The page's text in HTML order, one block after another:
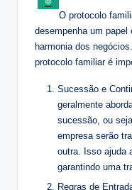
O protocolo
desempenha um
harmonia dos
protocolo familiar é
Sucessão e
geralmente
sucessão, ou
empresa serão
outra. Isso ajuda
garantindo uma
Regras de